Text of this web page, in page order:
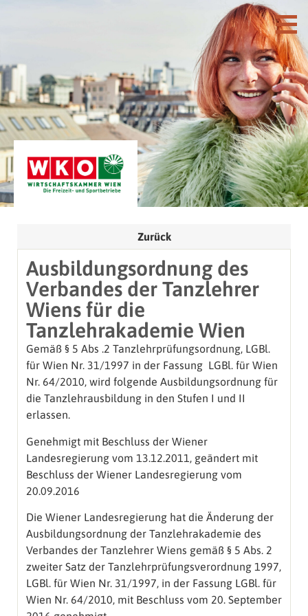
Zurück
Ausbildungsordnung des
Verbandes der Tanzlehrer
Wiens für die
Tanzlehrakademie Wien
Gemäß § 5 Abs .2 Tanzlehrprüfungsordnung, LGBl.
für Wien Nr. 31/1997 in der Fassung LGBl. für Wien
Nr. 64/2010, wird folgende Ausbildungsordnung für
die Tanzlehrausbildung in den Stufen I und II
erlassen.
Genehmigt mit Beschluss der Wiener
Landesregierung vom 13.12.2011, geändert mit
Beschluss der Wiener Landesregierung vom
20.09.2016
Die Wiener Landesregierung hat die Änderung der
Ausbildungsordnung der Tanzlehrakademie des
Verbandes der Tanzlehrer Wiens gemäß § 5 Abs. 2
zweiter Satz der Tanzlehrprüfungsverordnung 1997,
LGBl. für Wien Nr. 31/1997, in der Fassung LGBl. für
Wien Nr. 64/2010, mit Beschluss vom 20. September